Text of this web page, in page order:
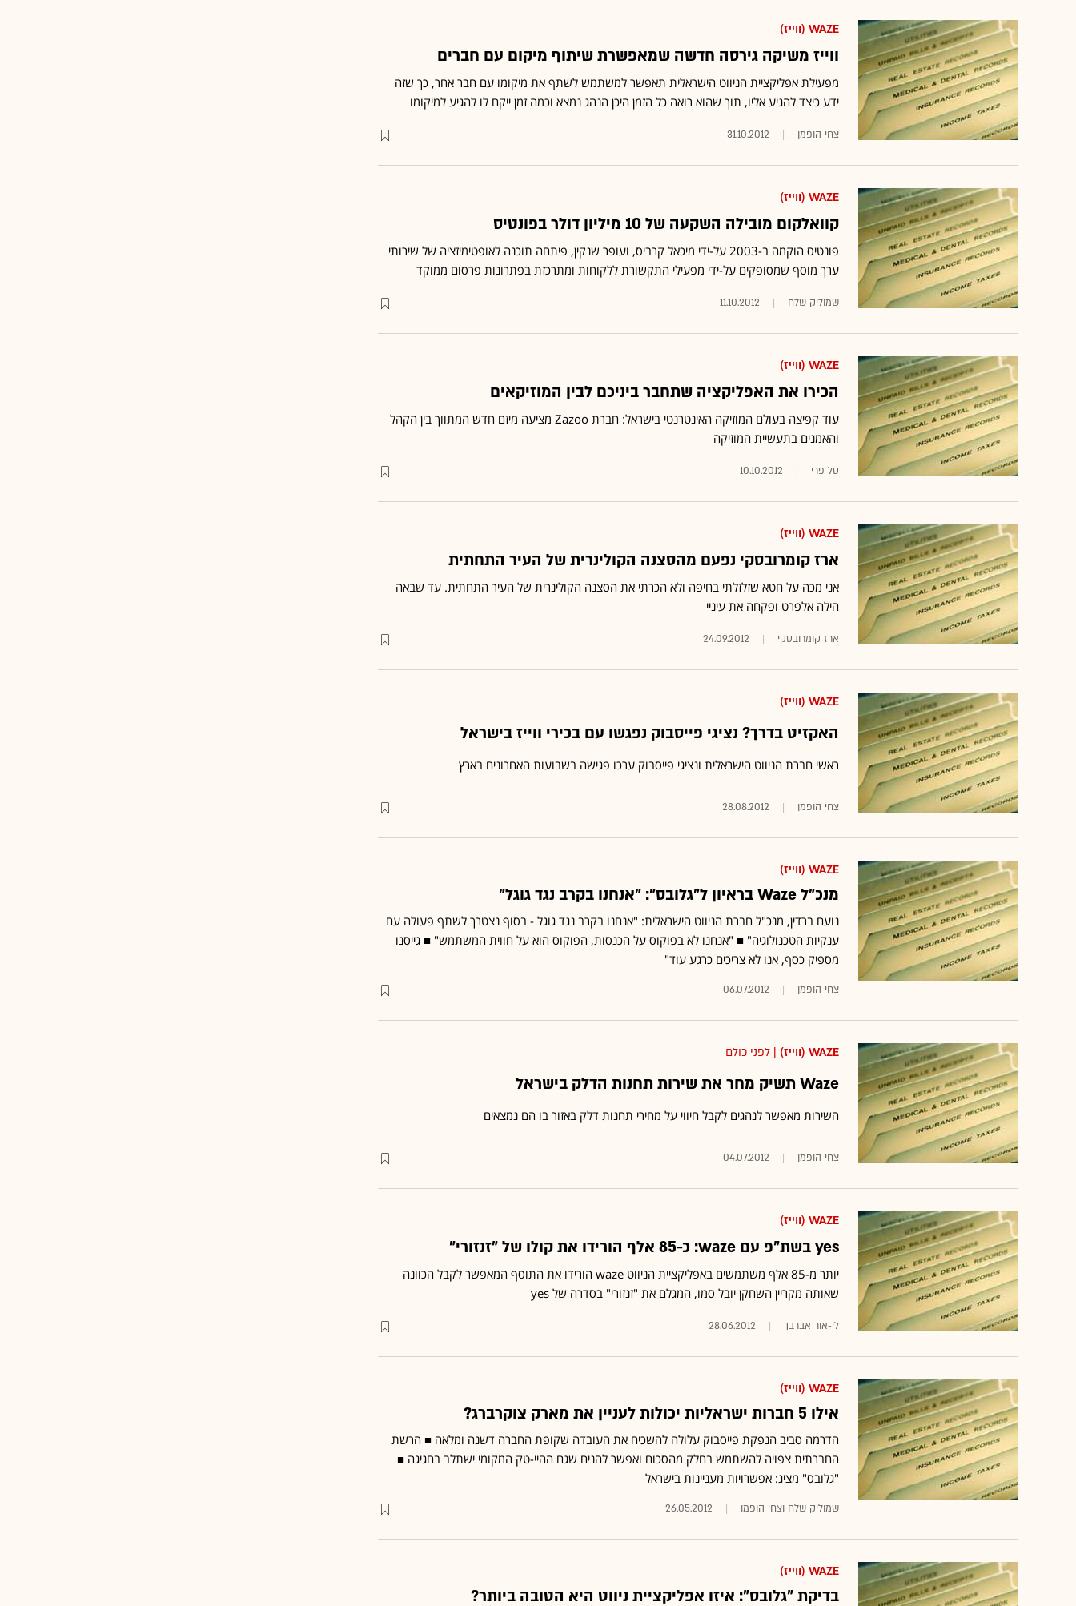
WAZE (ווייז)
ווייז משיקה גירסה חדשה שמאפשרת שיתוף מיקום עם חברים
מפעילת אפליקציית הניווט הישראלית תאפשר למשתמש לשתף את מיקומו עם חבר אחר, כך שזה
ידע כיצד להגיע אליו, תוך שהוא רואה כל הזמן היכן הנהג נמצא וכמה זמן ייקח לו להגיע למיקומו
צחי הופמן 31.10.2012
WAZE (ווייז)
קוואלקום מובילה השקעה של 10 מיליון דולר בפונטיס
פונטיס הוקמה ב-2003 על-ידי מיכאל קרביס, ועופר שנקין, פיתחה תוכנה לאופטימיזציה של שירותי
ערך מוסף שמסופקים על-ידי מפעילי התקשורת ללקוחות ומתרכזת בפתרונות פרסום ממוקד
שמוליק שלח 11.10.2012
WAZE (ווייז)
הכירו את האפליקציה שתחבר ביניכם לבין המוזיקאים
עוד קפיצה בעולם המוזיקה האינטרנטי בישראל: חברת Zazoo מציעה מיזם חדש המתווך בין הקהל
והאמנים בתעשיית המוזיקה
טל פרי 10.10.2012
WAZE (ווייז)
ארז קומרובסקי נפעם מהסצנה הקולינרית של העיר התחתית
אני מכה על חטא שזלזלתי בחיפה ולא הכרתי את הסצנה הקולינרית של העיר התחתית. עד שבאה
הילה אלפרט ופקחה את עיניי
ארז קומרובסקי 24.09.2012
WAZE (ווייז)
האקזיט בדרך? נציגי פייסבוק נפגשו עם בכירי ווייז בישראל
ראשי חברת הניווט הישראלית ונציגי פייסבוק ערכו פגישה בשבועות האחרונים בארץ
צחי הופמן 28.08.2012
WAZE (ווייז)
מנכ"ל Waze בראיון ל"גלובס": "אנחנו בקרב נגד גוגל"
נועם ברדין, מנכ"ל חברת הניווט הישראלית: "אנחנו בקרב נגד גוגל - בסוף נצטרך לשתף פעולה עם
ענקיות הטכנולוגיה" ■ "אנחנו לא בפוקוס על הכנסות, הפוקוס הוא על חווית המשתמש" ■ גייסנו
מספיק כסף, אנו לא צריכים כרגע עוד"
צחי הופמן 06.07.2012
WAZE (ווייז) | לפני כולם
Waze תשיק מחר את שירות תחנות הדלק בישראל
השירות מאפשר לנהגים לקבל חיווי על מחירי תחנות דלק באזור בו הם נמצאים
צחי הופמן 04.07.2012
WAZE (ווייז)
yes בשת"פ עם waze: כ-85 אלף הורידו את קולו של "זנזורי"
יותר מ-85 אלף משתמשים באפליקציית הניווט waze הורידו את התוסף המאפשר לקבל הכוונה
שאותה מקריין השחקן יובל סמו, המגלם את "זנזורי" בסדרה של yes
לי-אור אברבך 28.06.2012
WAZE (ווייז)
אילו 5 חברות ישראליות יכולות לעניין את מארק צוקרברג?
הדרמה סביב הנפקת פייסבוק עלולה להשכיח את העובדה שקופת החברה דשנה ומלאה ■ הרשת
החברתית צפויה להשתמש בחלק מהסכום ואפשר להניח שגם ההיי-טק המקומי ישתלב בחגיגה ■
"גלובס" מציג: אפשרויות מעניינות בישראל
שמוליק שלח וצחי הופמן 26.05.2012
WAZE (ווייז)
בדיקת "גלובס": איזו אפליקציית ניווט היא הטובה ביותר?